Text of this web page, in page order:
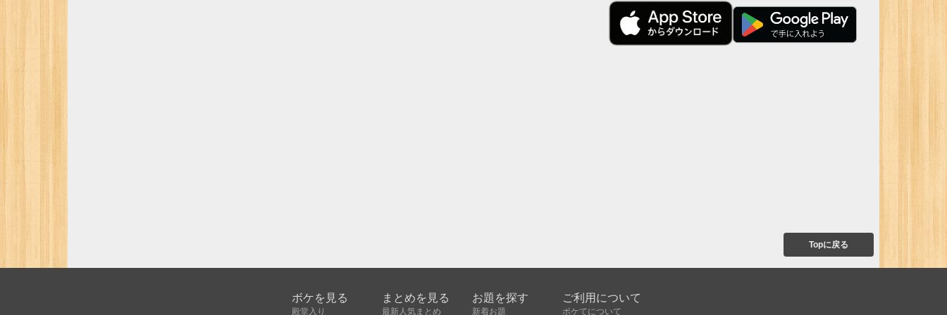
Topに戻る
ボケを見る
殿堂入り
まとめを見る
最新人気まとめ
お題を探す
新着お題
ご利用について
ボケてについて